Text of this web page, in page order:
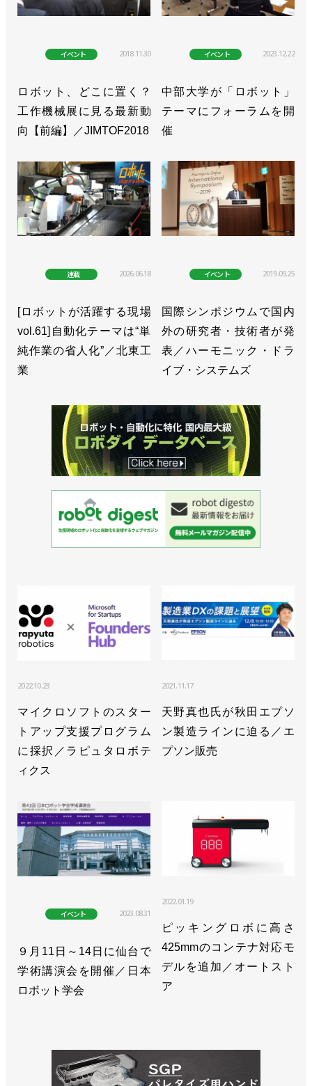
イベント 2018.11.30
ロボット、どこに置く？
工作機械展に見る最新動
向【前編】／JIMTOF2018
イベント 2023.12.22
中部大学が「ロボット」
テーマにフォーラムを開
催
連載 2026.06.18
[ロボットが活躍する現場
vol.61]自動化テーマは“単
純作業の省人化”／北東工
業
イベント 2019.09.25
国際シンポジウムで国内
外の研究者・技術者が発
表／ハーモニック・ドラ
イブ・システムズ
2022.10.23
マイクロソフトのスター
トアップ支援プログラム
に採択／ラピュタロボテ
ィクス
2021.11.17
天野真也氏が秋田エプソ
ン製造ラインに迫る／エ
プソン販売
イベント 2023.08.31
９月11日～14日に仙台で
学術講演会を開催／日本
ロボット学会
2022.01.19
ピッキングロボに高さ
425mmのコンテナ対応モ
デルを追加／オートスト
ア